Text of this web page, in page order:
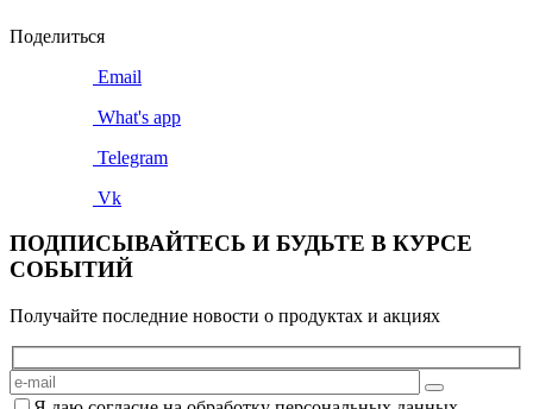
Поделиться
Email
What's app
Telegram
Vk
ПОДПИСЫВАЙТЕСЬ И БУДЬТЕ В КУРСЕ
СОБЫТИЙ
Получайте последние новости о продуктах и акциях